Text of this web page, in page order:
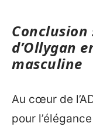
Conclusion
d’Ollygan
masculine
Au cœur de
pour